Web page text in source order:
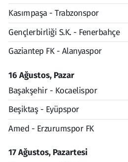
Kasımpaşa - Trabzonspor
Gençlerbirliği S.K. - Fenerbahçe
Gaziantep FK - Alanyaspor
16 Ağustos, Pazar
Başakşehir - Kocaelispor
Beşiktaş - Eyüpspor
Amed - Erzurumspor FK
17 Ağustos, Pazartesi